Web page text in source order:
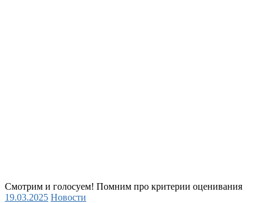
Смотрим и голосуем! Помним про критерии оценивания
19.03.2025 Новости